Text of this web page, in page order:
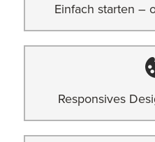
Einfach starten –
Responsives